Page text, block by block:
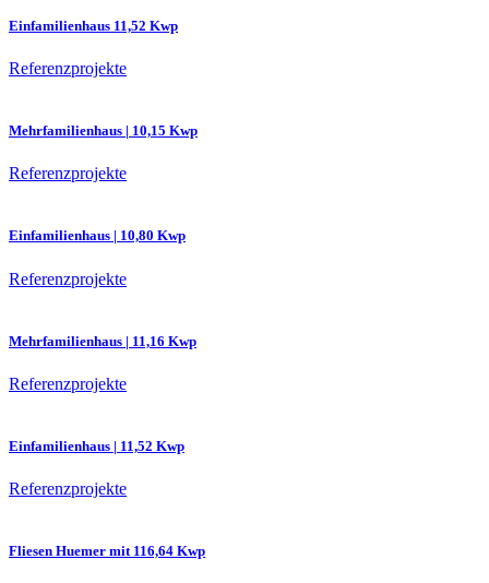
Einfamilienhaus 11,52 Kwp
Referenzprojekte
Mehrfamilienhaus | 10,15 Kwp
Referenzprojekte
Einfamilienhaus | 10,80 Kwp
Referenzprojekte
Mehrfamilienhaus | 11,16 Kwp
Referenzprojekte
Einfamilienhaus | 11,52 Kwp
Referenzprojekte
Fliesen Huemer mit 116,64 Kwp